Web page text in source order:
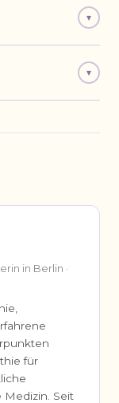
▾
▾
in Berlin ·
für
Seit